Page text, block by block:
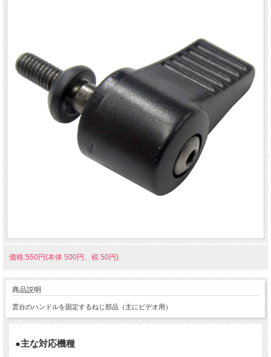
価格:550円(本体 500円、税 50円)
商品説明
雲台のハンドルを固定するねじ部品（主にビデオ用）
●主な対応機種